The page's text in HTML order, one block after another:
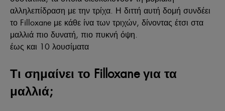
αλληλεπίδραση με την τρίχα. Η διττή αυτή δομή συνδέει
το Filloxane με κάθε ίνα των τριχών, δίνοντας έτσι στα
μαλλιά πιο δυνατή, πιο πυκνή όψη.
έως και 10 λουσίματα
Τι σημαίνει το Filloxane για τα
μαλλιά;